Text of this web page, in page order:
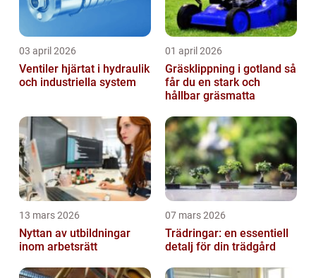
03 april 2026
Ventiler hjärtat i hydraulik
och industriella system
01 april 2026
Gräsklippning i gotland så
får du en stark och
hållbar gräsmatta
13 mars 2026
Nyttan av utbildningar
inom arbetsrätt
07 mars 2026
Trädringar: en essentiell
detalj för din trädgård